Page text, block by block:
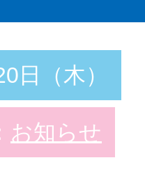
日（木）
お知らせ